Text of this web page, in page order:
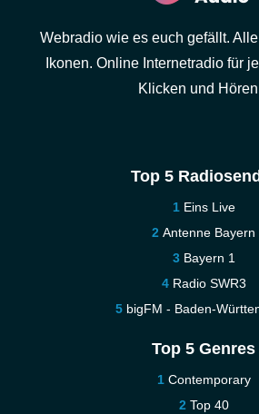
Webradio wie es euch gefällt.
Ikonen. Online Internetradio für
Klicken und
Top 5
Eins Live
Antenne Bayern
Bayern 1
Radio SWR3
bigFM - Baden-
Top 5 Genres
Contemporary
Top 40